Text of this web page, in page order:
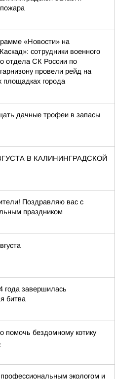
«Новости» на
сотрудники военного
отдела СК России по
провели рейд на
площадках города
дачные трофеи в запасы
В КАЛИНИНГРАДСКОЙ
Поздравляю вас с
праздником
года завершилась
битва
помочь бездомному котику
профессиональным экологом и